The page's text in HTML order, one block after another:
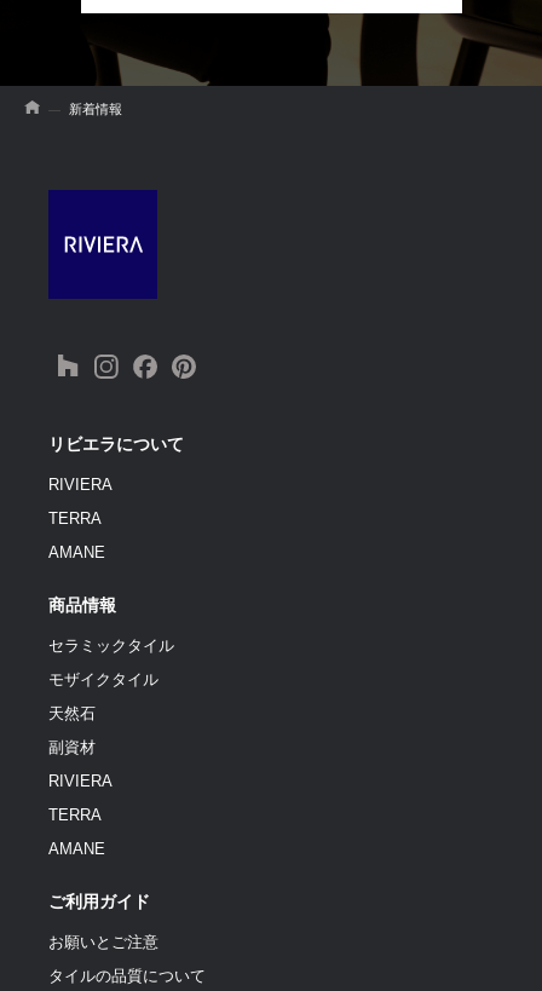
新着情報
リビエラについて
RIVIERA
TERRA
AMANE
商品情報
セラミックタイル
モザイクタイル
天然石
副資材
RIVIERA
TERRA
AMANE
ご利用ガイド
お願いとご注意
タイルの品質について